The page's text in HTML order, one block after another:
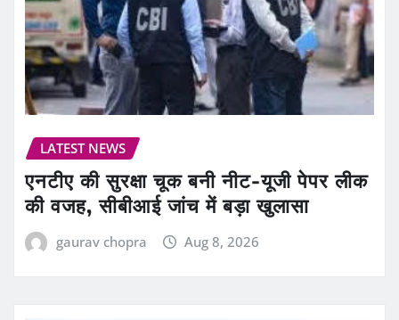
LATEST NEWS
एनटीए की सुरक्षा चूक बनी नीट-यूजी पेपर लीक
की वजह, सीबीआई जांच में बड़ा खुलासा
gaurav chopra Aug 8, 2026